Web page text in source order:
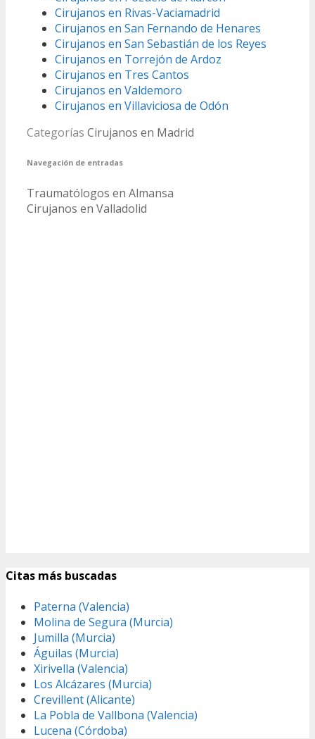
Cirujanos en Rivas-Vaciamadrid
Cirujanos en San Fernando de Henares
Cirujanos en San Sebastián de los Reyes
Cirujanos en Torrejón de Ardoz
Cirujanos en Tres Cantos
Cirujanos en Valdemoro
Cirujanos en Villaviciosa de Odón
Categorías Cirujanos en Madrid
Navegación de entradas
Traumatólogos en Almansa
Cirujanos en Valladolid
Citas más buscadas
Paterna (Valencia)
Molina de Segura (Murcia)
Jumilla (Murcia)
Águilas (Murcia)
Xirivella (Valencia)
Los Alcázares (Murcia)
Crevillent (Alicante)
La Pobla de Vallbona (Valencia)
Lucena (Córdoba)